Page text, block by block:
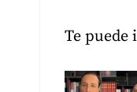
Te puede